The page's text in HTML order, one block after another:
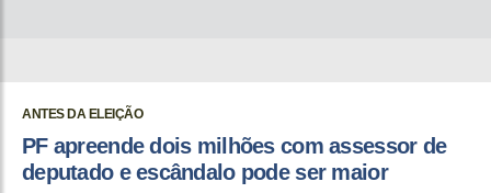
ANTES DA ELEIÇÃO
PF apreende dois milhões com assessor de
deputado e escândalo pode ser maior